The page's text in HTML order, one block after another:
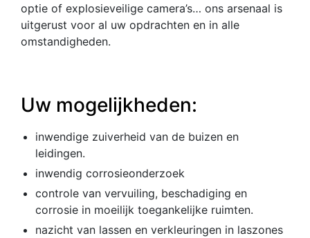
optie of explosieveilige camera’s… ons arsenaal is
uitgerust voor al uw opdrachten en in alle
omstandigheden.
Uw mogelijkheden:
inwendige zuiverheid van de buizen en
leidingen.
inwendig corrosieonderzoek
controle van vervuiling, beschadiging en
corrosie in moeilijk toegankelijke ruimten.
nazicht van lassen en verkleuringen in laszones